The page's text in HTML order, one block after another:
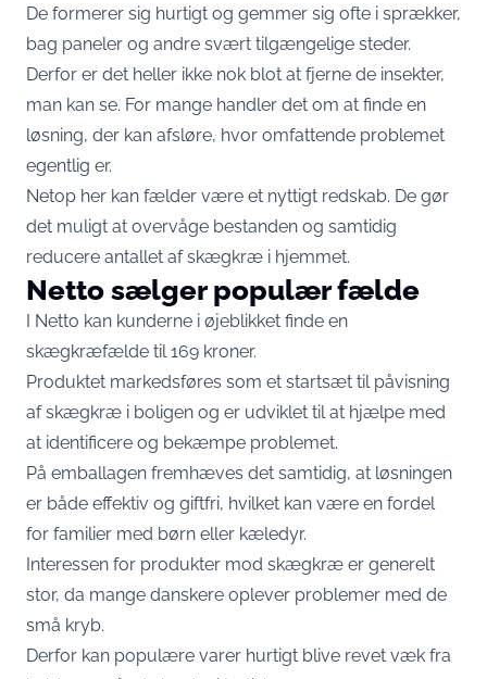
De formerer sig hurtigt og gemmer sig ofte i sprækker,
bag paneler og andre svært tilgængelige steder.
Derfor er det heller ikke nok blot at fjerne de insekter,
man kan se. For mange handler det om at finde en
løsning, der kan afsløre, hvor omfattende problemet
egentlig er.
Netop her kan fælder være et nyttigt redskab. De gør
det muligt at overvåge bestanden og samtidig
reducere antallet af skægkræ i hjemmet.
Netto sælger populær fælde
I Netto kan kunderne i øjeblikket finde en
skægkræfælde til 169 kroner.
Produktet markedsføres som et startsæt til påvisning
af skægkræ i boligen og er udviklet til at hjælpe med
at identificere og bekæmpe problemet.
På emballagen fremhæves det samtidig, at løsningen
er både effektiv og giftfri, hvilket kan være en fordel
for familier med børn eller kæledyr.
Interessen for produkter mod skægkræ er generelt
stor, da mange danskere oplever problemer med de
små kryb.
Derfor kan populære varer hurtigt blive revet væk fra